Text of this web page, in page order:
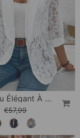
Manteau Élégant À Revers En Dentelle Florale De Couleur Unie
€57,99